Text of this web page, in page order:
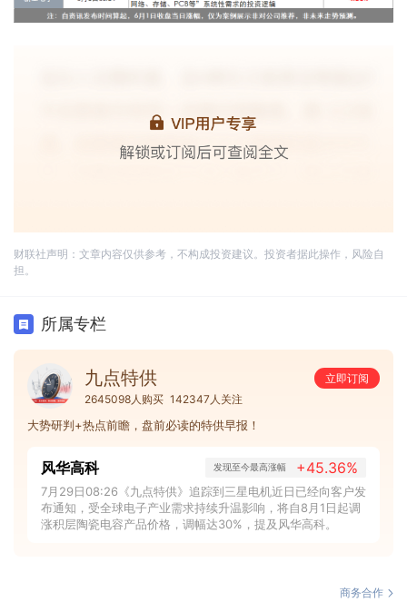
财联社声明：文章内容仅供参考，不构成投资建议。投资者据此操作，风险自
担。
所属专栏
九点特供
立即订阅
2645098人购买 142347人关注
大势研判+热点前瞻，盘前必读的特供早报！
风华高科 发现至今最高涨幅 +45.36%
7月29日08:26《九点特供》追踪到三星电机近日已经向客户发
布通知，受全球电子产业需求持续升温影响，将自8月1日起调
涨积层陶瓷电容产品价格，调幅达30%，提及风华高科。
商务合作